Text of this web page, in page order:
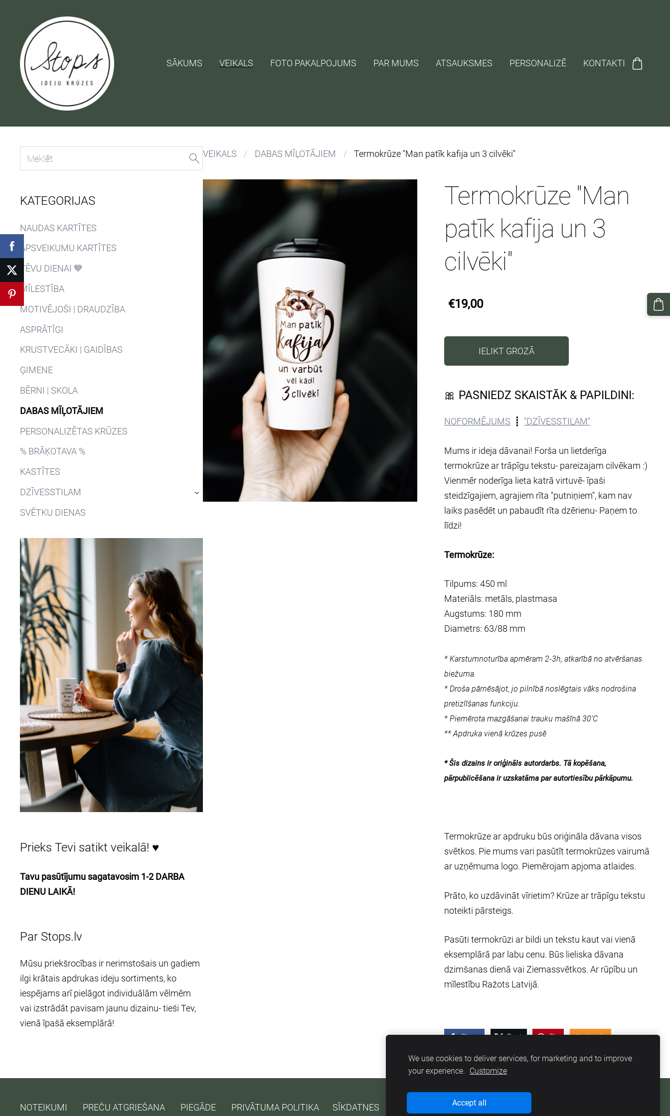
SĀKUMS VEIKALS FOTO PAKALPOJUMS PAR MUMS ATSAUKSMES PERSONALIZĒ KONTAKTI
KATEGORIJAS
NAUDAS KARTĪTES
APSVEIKUMU KARTĪTES
TĒVU DIENAI 💙
MĪLESTĪBA
MOTIVĒJOŠI | DRAUDZĪBA
ASPRĀTĪGI
KRUSTVECĀKI | GAIDĪBAS
ĢIMENE
BĒRNI | SKOLA
DABAS MĪĻOTĀJIEM
PERSONALIZĒTAS KRŪZES
% BRĀĶOTAVA %
KASTĪTES
DZĪVESSTILAM
›
SVĒTKU DIENAS
Prieks Tevi satikt veikalā! ♥
Tavu pasūtījumu sagatavosim 1-2 DARBA
DIENU LAIKĀ!
Par Stops.lv
Mūsu priekšrocības ir nerimstošais un gadiem
ilgi krātais apdrukas ideju sortiments, ko
iespējams arī pielāgot individuālām vēlmēm
vai izstrādāt pavisam jaunu dizainu- tieši Tev,
vienā īpašā eksemplārā!
VEIKALS DABAS MĪĻOTĀJIEM Termokrūze ''Man patīk kafija un 3 cilvēki''
Termokrūze ''Man
patīk kafija un 3
cilvēki''
€19,00
IELIKT GROZĀ
🎀 PASNIEDZ SKAISTĀK & PAPILDINI:
NOFORMĒJUMS ┋ ''DZĪVESSTILAM''
Mums ir ideja dāvanai! Forša un lietderīga
termokrūze ar trāpīgu tekstu- pareizajam cilvēkam :)
Vienmēr noderīga lieta katrā virtuvē- īpaši
steidzīgajiem, agrajiem rīta ''putniņiem'', kam nav
laiks pasēdēt un pabaudīt rīta dzērienu- Paņem to
līdzi!
Termokrūze:
Tilpums: 450 ml
Materiāls: metāls, plastmasa
Augstums: 180 mm
Diametrs: 63/88 mm
* Karstumnoturība apmēram 2-3h, atkarībā no atvēršanas
biežuma.
* Droša pārnēsājot, jo pilnībā noslēgtais vāks nodrošina
pretizlīšanas funkciju.
* Piemērota mazgāšanai trauku mašīnā 30’C
** Apdruka vienā krūzes pusē
* Šis dizains ir oriģināls autordarbs. Tā kopēšana,
pārpublicēšana ir uzskatāma par autortiesību pārkāpumu.
Termokrūze ar apdruku būs oriģināla dāvana visos
svētkos. Pie mums vari pasūtīt termokrūzes vairumā
ar uzņēmuma logo. Piemērojam apjoma atlaides.
Prāto, ko uzdāvināt vīrietim? Krūze ar trāpīgu tekstu
noteikti pārsteigs.
Pasūti termokrūzi ar bildi un tekstu kaut vai vienā
eksemplārā par labu cenu. Būs lieliska dāvana
dzimšanas dienā vai Ziemassvētkos. Ar rūpību un
mīlestību Ražots Latvijā.
Share Post Pin Ieteikt
NOTEIKUMI PREČU ATGRIEŠANA PIEGĀDE PRIVĀTUMA POLITIKA SĪKDATNES
We use cookies to deliver services, for marketing and to improve
your experience. Customize
Accept all